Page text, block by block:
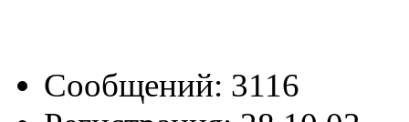
Сообщений: 3116